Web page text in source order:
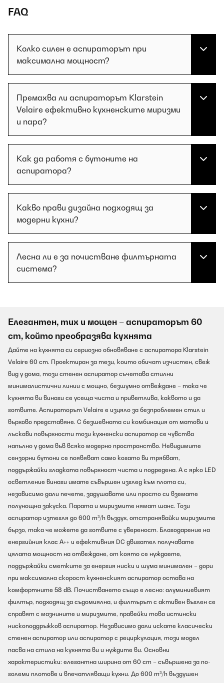
FAQ
Колко силен е аспираторът при
максимална мощност?
Премахва ли аспираторът Klarstein
Velaire ефективно кухненските миризми
и пара?
Как да работя с бутоните на
аспиратора?
Какво прави дизайна подходящ за
модерни кухни?
Лесна ли е за почистване филтърната
система?
Елегантен, тих и мощен – аспираторът 60
cm, който преобразява кухнята
Дайте на кухнята си сериозно обновяване с аспиратора Klarstein
Velaire 60 cm. Проектиран за тези, които обичат изчистен, свеж
вид у дома, този стенен аспиратор съчетава стилни
минималистични линии с мощно, безшумно отвеждане – така че
кухнята ви винаги се усеща чиста и приветлива, каквото и да
готвите. Аспираторът Velaire е изцяло за безпроблемен стил и
върхово представяне. С безшевната си комбинация от матови и
лъскави повърхности този кухненски аспиратор се чувства
напълно у дома във всяко модерно пространство. Невидимите
сензорни бутони се появяват само когато ви трябват,
поддържайки гладката повърхност чиста и подредена. А с ярко LED
осветление винаги имате съвършен изглед към плота си,
независимо дали печете, задушавате или просто си вземате
полунощна закуска. Парата и миризмите нямат шанс. Този
аспиратор изтегля до 600 m³/h въздух, отстранявайки миризмите
бързо, така че можете да готвите с увереност. Благодарение на
енергийния клас A++ и ефективния DC двигател получавате
цялата мощност на отвеждане, от която се нуждаете,
поддържайки сметките за енергия ниски и шума минимален – дори
при максимална скорост кухненският аспиратор остава на
комфортните 58 dB. Почистването също е лесно: алуминиевият
филтър, подходящ за съдомиялна, и филтърът с активен въглен се
справят с мазнините и миризмите, правейки това истински
нископоддръжков аспиратор. Независимо дали искате класически
стенен аспиратор или аспиратор с рециркулация, този модел
пасва на стила на кухнята ви и нуждите ви. Основни
характеристики: елегантна ширина от 60 cm – съвършена за по-
големи плотове и впечатляващи кухни. До 600 m³/h въздушен